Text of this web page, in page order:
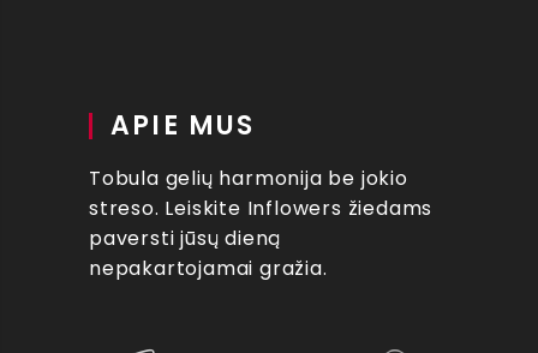
APIE MUS
Tobula gelių harmonija be jokio
streso. Leiskite Inflowers žiedams
paversti jūsų dieną
nepakartojamai gražia.